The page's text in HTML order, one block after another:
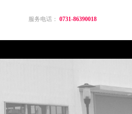
服务电话： 0731-86390018